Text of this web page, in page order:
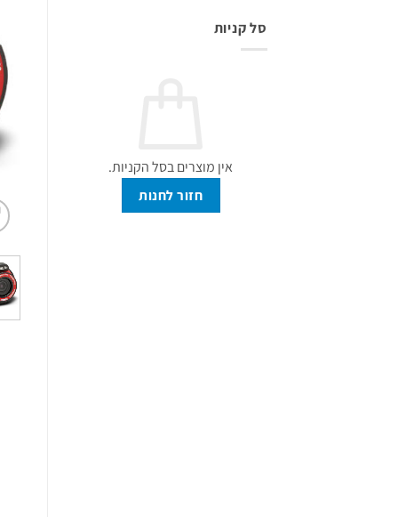
סל קניות
אין מוצרים בסל הקניות.
חזור לחנות